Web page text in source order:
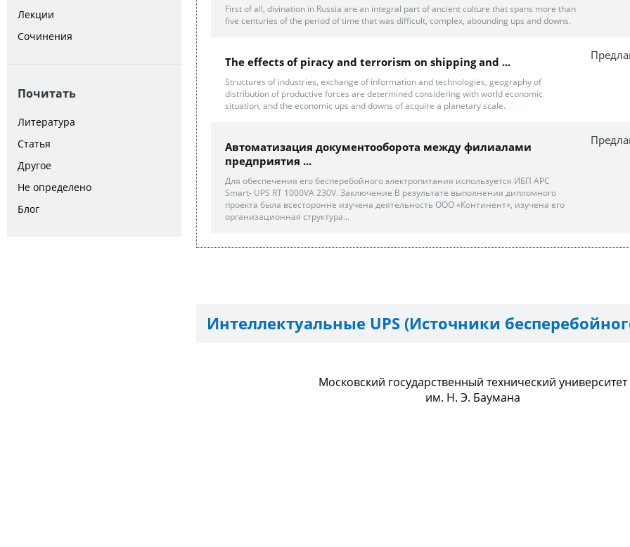
Лекции
Сочинения
Почитать
Литература
Статья
Другое
Не определено
Блог
First of all, divination in Russia are an integral part of ancient culture that spans more than
five centuries of the period of time that was difficult, complex, abounding ups and downs.
The effects of piracy and terrorism on shipping and ...
Structures of industries, exchange of information and technologies, geography of
distribution of productive forces are determined considering with world economic
situation, and the economic ups and downs of acquire a planetary scale.
Автоматизация документооборота между филиалами
предприятия ...
Для обеспечения его бесперебойного электропитания используется ИБП APC
Smart- UPS RT 1000VA 230V. Заключение В результате выполнения дипломного
проекта была всесторонне изучена деятельность ООО «Континент», изучена его
организационная структура...
Интеллектуальные UPS (Источники
Московский государственный технический университет
им. Н. Э. Баумана